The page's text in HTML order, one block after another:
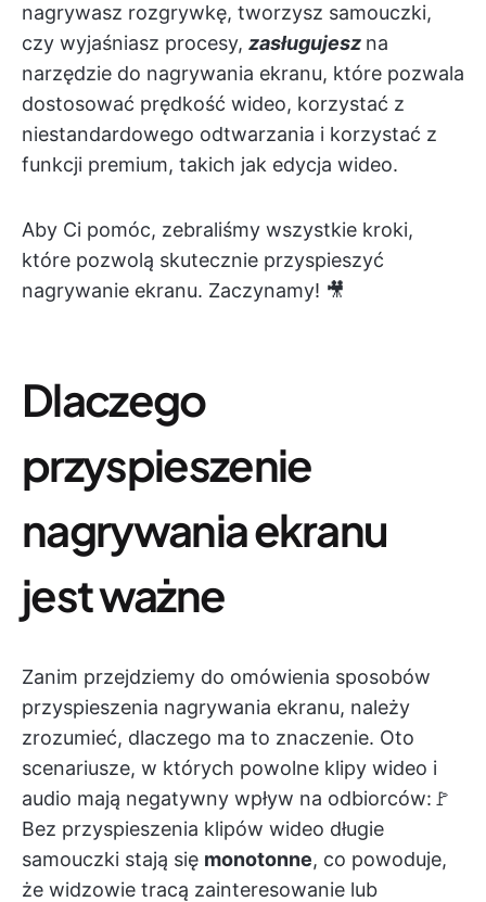
nagrywasz rozgrywkę, tworzysz samouczki,
czy wyjaśniasz procesy, zasługujesz na
narzędzie do nagrywania ekranu, które pozwala
dostosować prędkość wideo, korzystać z
niestandardowego odtwarzania i korzystać z
funkcji premium, takich jak edycja wideo.
Aby Ci pomóc, zebraliśmy wszystkie kroki,
które pozwolą skutecznie przyspieszyć
nagrywanie ekranu. Zaczynamy! 🎥
Dlaczego
przyspieszenie
nagrywania ekranu
jest ważne
Zanim przejdziemy do omówienia sposobów
przyspieszenia nagrywania ekranu, należy
zrozumieć, dlaczego ma to znaczenie. Oto
scenariusze, w których powolne klipy wideo i
audio mają negatywny wpływ na odbiorców:🚩
Bez przyspieszenia klipów wideo długie
samouczki stają się monotonne, co powoduje,
że widzowie tracą zainteresowanie lub